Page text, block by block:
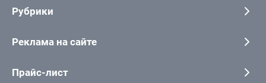
Рубрики
Реклама на сайте
Прайс-лист